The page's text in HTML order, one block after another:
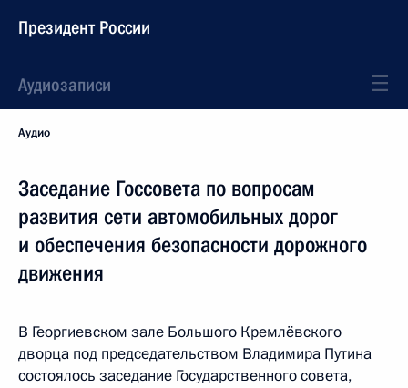
Президент России
Аудиозаписи
Аудио
Заседание Госсовета по вопросам
развития сети автомобильных дорог
и обеспечения безопасности дорожного
движения
В Георгиевском зале Большого Кремлёвского
дворца под председательством Владимира Путина
состоялось заседание Государственного совета,